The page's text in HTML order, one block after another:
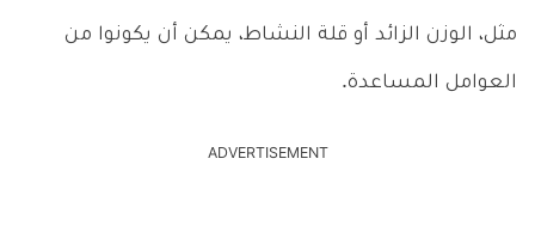
مثل، الوزن الزائد أو قلة النشاط، يمكن أن يكونوا من
العوامل المساعدة.
ADVERTISEMENT